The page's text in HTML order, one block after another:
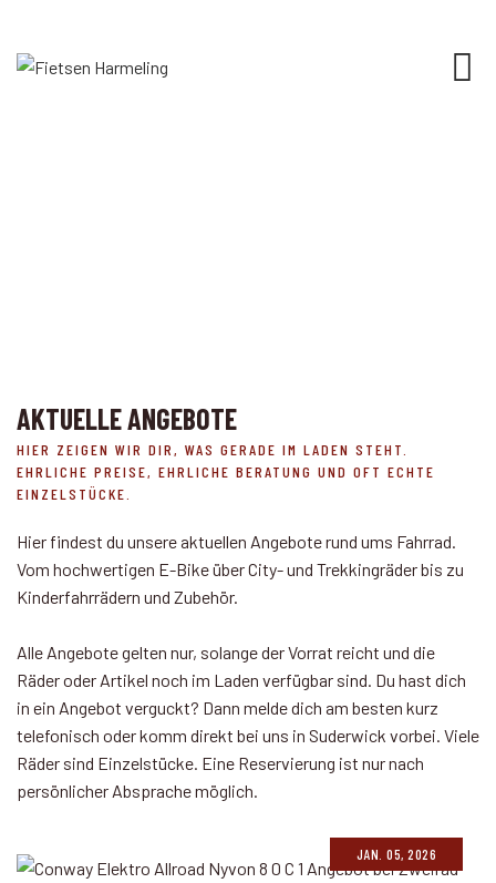
AKTUELLE ANGEBOTE
HIER ZEIGEN WIR DIR, WAS GERADE IM LADEN STEHT.
EHRLICHE PREISE, EHRLICHE BERATUNG UND OFT ECHTE
EINZELSTÜCKE.
Hier findest du unsere aktuellen Angebote rund ums Fahrrad.
Vom hochwertigen E-Bike über City- und Trekkingräder bis zu
Kinderfahrrädern und Zubehör.
Alle Angebote gelten nur, solange der Vorrat reicht und die
Räder oder Artikel noch im Laden verfügbar sind. Du hast dich
in ein Angebot verguckt? Dann melde dich am besten kurz
telefonisch oder komm direkt bei uns in Suderwick vorbei. Viele
Räder sind Einzelstücke. Eine Reservierung ist nur nach
persönlicher Absprache möglich.
JAN. 05, 2026